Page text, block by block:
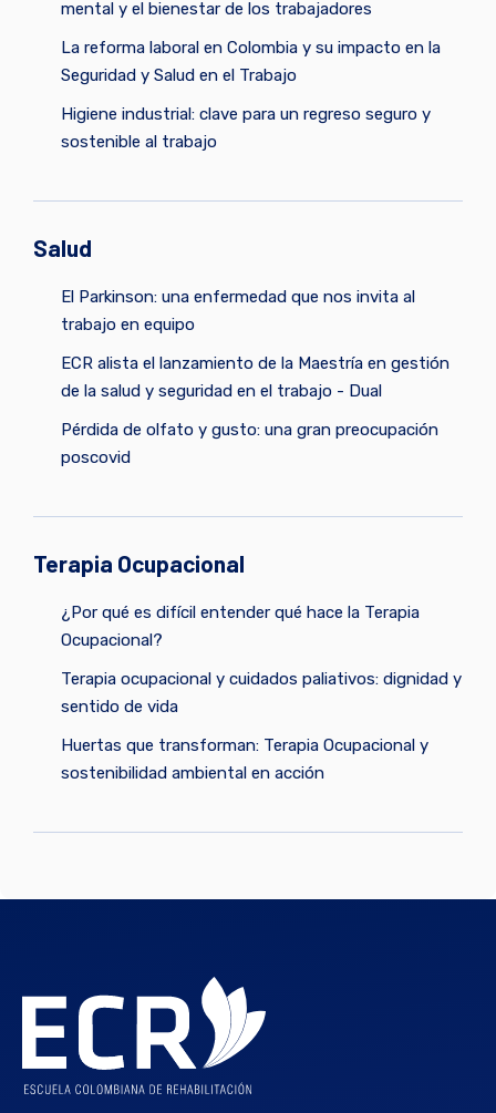
mental y el bienestar de los trabajadores
La reforma laboral en Colombia y su impacto en la
Seguridad y Salud en el Trabajo
Higiene industrial: clave para un regreso seguro y
sostenible al trabajo
Salud
El Parkinson: una enfermedad que nos invita al
trabajo en equipo
ECR alista el lanzamiento de la Maestría en gestión
de la salud y seguridad en el trabajo - Dual
Pérdida de olfato y gusto: una gran preocupación
poscovid
Terapia Ocupacional
¿Por qué es difícil entender qué hace la Terapia
Ocupacional?
Terapia ocupacional y cuidados paliativos: dignidad y
sentido de vida
Huertas que transforman: Terapia Ocupacional y
sostenibilidad ambiental en acción